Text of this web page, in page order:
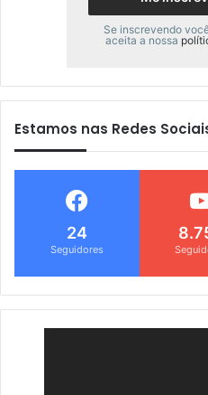
Se inscrevendo
aceita a nossa
Estamos nas Redes
24
Seguidores